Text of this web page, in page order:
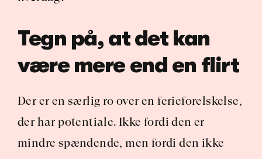
Tegn på, at det kan
være mere end en flirt
Der er en særlig ro over en ferieforelskelse,
der har potentiale. Ikke fordi den er
mindre spændende, men fordi den ikke